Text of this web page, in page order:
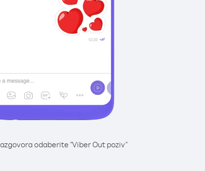
odaberite "Viber Out poziv"